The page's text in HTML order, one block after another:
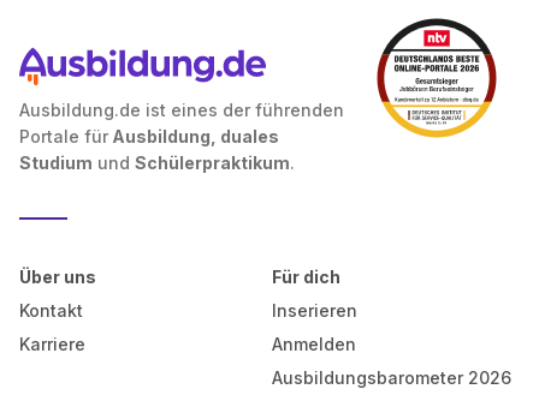
Ausbildung.de ist eines der führenden
Portale für Ausbildung, duales
Studium und Schülerpraktikum.
Über uns
Kontakt
Karriere
Für dich
Inserieren
Anmelden
Ausbildungsbarometer 2026